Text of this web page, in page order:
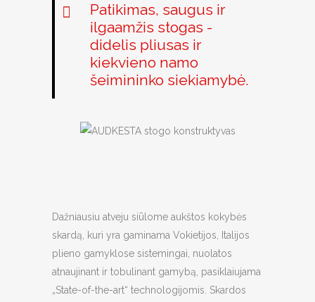
Patikimas, saugus ir
ilgaamžis stogas -
didelis pliusas ir
kiekvieno namo
šeimininko siekiamybė.
Dažniausiu atveju siūlome aukštos kokybės
skardą, kuri yra gaminama Vokietijos, Italijos
plieno gamyklose sistemingai, nuolatos
atnaujinant ir tobulinant gamybą, pasiklaiujama
„State-of-the-art“ technologijomis. Skardos